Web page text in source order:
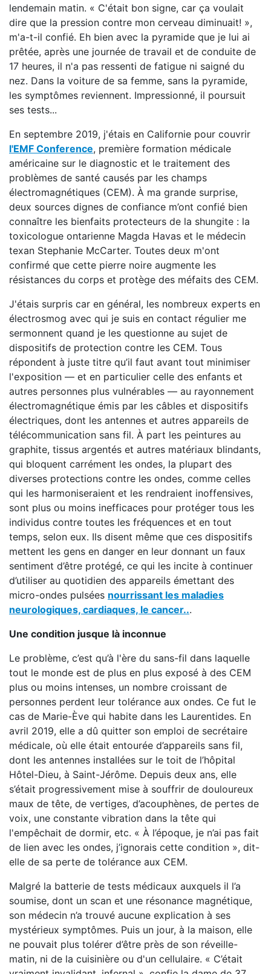
lendemain matin. « C'était bon signe, car ça voulait
dire que la pression contre mon cerveau diminuait! »,
m'a-t-il confié. Eh bien avec la pyramide que je lui ai
prêtée, après une journée de travail et de conduite de
17 heures, il n'a pas ressenti de fatigue ni saigné du
nez. Dans la voiture de sa femme, sans la pyramide,
les symptômes reviennent. Impressionné, il poursuit
ses tests...
En septembre 2019, j'étais en Californie pour couvrir
l'EMF Conference, première formation médicale
américaine sur le diagnostic et le traitement des
problèmes de santé causés par les champs
électromagnétiques (CEM). À ma grande surprise,
deux sources dignes de confiance m’ont confié bien
connaître les bienfaits protecteurs de la shungite : la
toxicologue ontarienne Magda Havas et le médecin
texan Stephanie McCarter. Toutes deux m'ont
confirmé que cette pierre noire augmente les
résistances du corps et protège des méfaits des CEM.
J'étais surpris car en général, les nombreux experts en
électrosmog avec qui je suis en contact régulier me
sermonnent quand je les questionne au sujet de
dispositifs de protection contre les CEM. Tous
répondent à juste titre qu’il faut avant tout minimiser
l'exposition — et en particulier celle des enfants et
autres personnes plus vulnérables — au rayonnement
électromagnétique émis par les câbles et dispositifs
électriques, dont les antennes et autres appareils de
télécommunication sans fil. À part les peintures au
graphite, tissus argentés et autres matériaux blindants,
qui bloquent carrément les ondes, la plupart des
diverses protections contre les ondes, comme celles
qui les harmoniseraient et les rendraient inoffensives,
sont plus ou moins inefficaces pour protéger tous les
individus contre toutes les fréquences et en tout
temps, selon eux. Ils disent même que ces dispositifs
mettent les gens en danger en leur donnant un faux
sentiment d’être protégé, ce qui les incite à continuer
d’utiliser au quotidien des appareils émettant des
micro-ondes pulsées nourrissant les maladies
neurologiques, cardiaques, le cancer...
Une condition jusque là inconnue
Le problème, c’est qu’à l'ère du sans-fil dans laquelle
tout le monde est de plus en plus exposé à des CEM
plus ou moins intenses, un nombre croissant de
personnes perdent leur tolérance aux ondes. Ce fut le
cas de Marie-Ève qui habite dans les Laurentides. En
avril 2019, elle a dû quitter son emploi de secrétaire
médicale, où elle était entourée d’appareils sans fil,
dont les antennes installées sur le toit de l’hôpital
Hôtel-Dieu, à Saint-Jérôme. Depuis deux ans, elle
s’était progressivement mise à souffrir de douloureux
maux de tête, de vertiges, d’acouphènes, de pertes de
voix, une constante vibration dans la tête qui
l'empêchait de dormir, etc. « À l’époque, je n’ai pas fait
de lien avec les ondes, j’ignorais cette condition », dit-
elle de sa perte de tolérance aux CEM.
Malgré la batterie de tests médicaux auxquels il l’a
soumise, dont un scan et une résonance magnétique,
son médecin n’a trouvé aucune explication à ses
mystérieux symptômes. Puis un jour, à la maison, elle
ne pouvait plus tolérer d’être près de son réveille-
matin, ni de la cuisinière ou d'un cellulaire. « C’était